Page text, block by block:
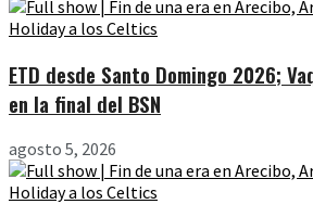
ETD desde Santo Domingo 2026;
en la final del BSN
agosto 5, 2026